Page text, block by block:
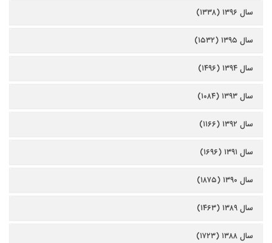
سال ۱۳۹۶ (۱۳۳۸)
سال ۱۳۹۵ (۱۵۳۲)
سال ۱۳۹۴ (۱۴۹۶)
سال ۱۳۹۳ (۱۰۸۴)
سال ۱۳۹۲ (۱۱۶۶)
سال ۱۳۹۱ (۱۶۹۶)
سال ۱۳۹۰ (۱۸۷۵)
سال ۱۳۸۹ (۱۴۶۳)
سال ۱۳۸۸ (۱۷۲۳)